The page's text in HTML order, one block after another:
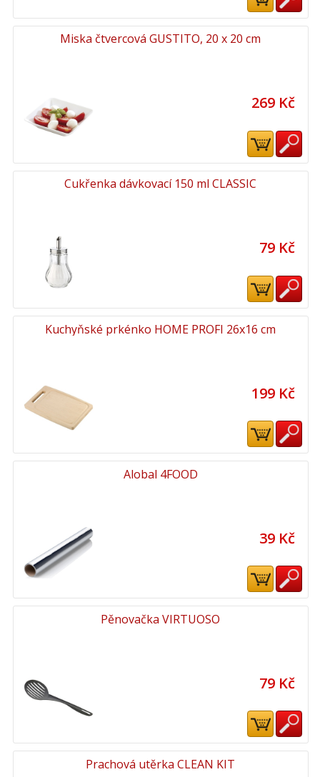
Miska čtvercová GUSTITO, 20 x 20 cm
269 Kč
Cukřenka dávkovací 150 ml CLASSIC
79 Kč
Kuchyňské prkénko HOME PROFI 26x16 cm
199 Kč
Alobal 4FOOD
39 Kč
Pěnovačka VIRTUOSO
79 Kč
Prachová utěrka CLEAN KIT